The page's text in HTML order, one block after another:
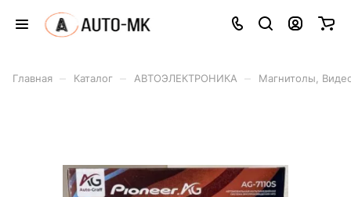
Главная Каталог АВТОЭЛЕКТРОНИКА Магнитолы,